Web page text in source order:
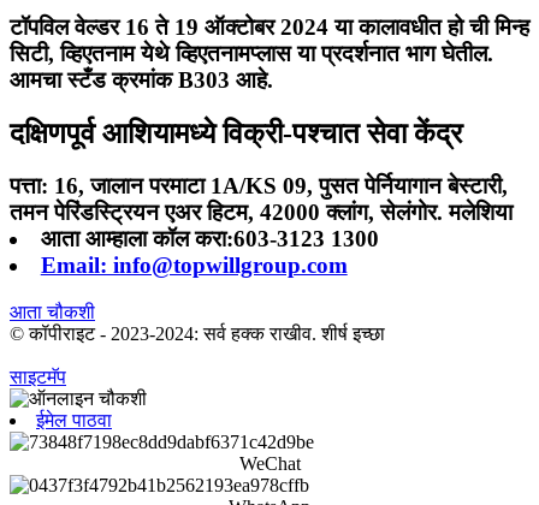
टॉपविल वेल्डर 16 ते 19 ऑक्टोबर 2024 या कालावधीत हो ची मिन्ह
सिटी, व्हिएतनाम येथे व्हिएतनामप्लास या प्रदर्शनात भाग घेतील.
आमचा स्टँड क्रमांक B303 आहे.
दक्षिणपूर्व आशियामध्ये विक्री-पश्चात सेवा केंद्र
पत्ता: 16, जालान परमाटा 1A/KS 09, पुसत पेर्नियागान बेस्टारी,
तमन पेरिंडस्ट्रियन एअर हिटम, 42000 क्लांग, सेलंगोर. मलेशिया
आता आम्हाला कॉल करा:603-3123 1300
Email: info@topwillgroup.com
आता चौकशी
© कॉपीराइट - 2023-2024: सर्व हक्क राखीव. शीर्ष इच्छा
साइटमॅप
ईमेल पाठवा
WeChat